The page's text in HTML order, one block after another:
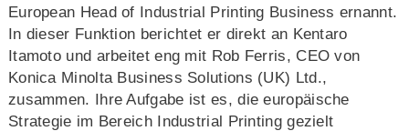
European Head of Industrial Printing Business ernannt.
In dieser Funktion berichtet er direkt an Kentaro
Itamoto und arbeitet eng mit Rob Ferris, CEO von
Konica Minolta Business Solutions (UK) Ltd.,
zusammen. Ihre Aufgabe ist es, die europäische
Strategie im Bereich Industrial Printing gezielt